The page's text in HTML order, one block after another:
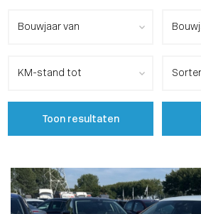
Toon resultaten